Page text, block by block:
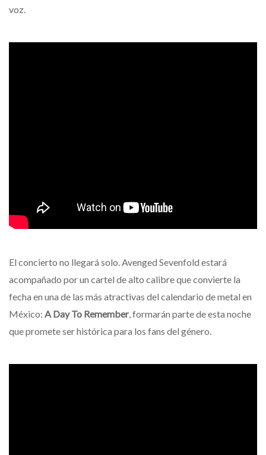
voz.
El concierto no llegará solo. Avenged Sevenfold estará
acompañado por un cartel de alto calibre que convierte la
fecha en una de las más atractivas del calendario de metal en
México: A Day To Remember, formarán parte de esta noche
que promete ser histórica para los fans del género.